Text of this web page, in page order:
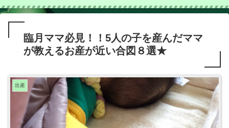
臨月ママ必見！！5人の子を産んだママ
が教えるお産が近い合図８選★
出産